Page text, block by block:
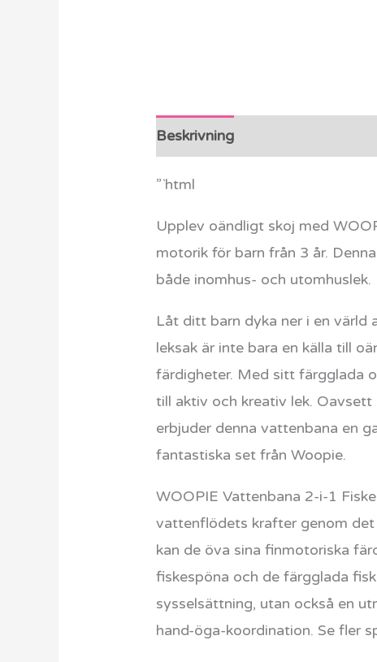
Beskrivning
”`html
Upplev oändligt skoj med
motorik för barn från 3 år.
både inomhus- och utomhuslek.
Låt ditt barn dyka ner i en värld
leksak är inte bara en källa till
färdigheter. Med sitt färgglada
till aktiv och kreativ lek.
erbjuder denna vattenbana en
fantastiska set från Woopie.
WOOPIE Vattenbana 2-i-1
vattenflödets krafter genom det
kan de öva sina finmotoriska
fiskespöna och de färgglada
sysselsättning, utan också en
hand-öga-koordination. Se fler